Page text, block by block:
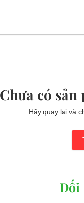
Chưa có
Hãy quay lại và
Đối